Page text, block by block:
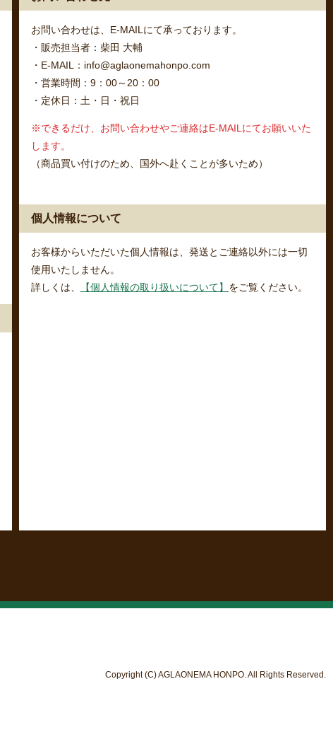
お問い合わせは、E-MAILにて承っております。
・販売担当者：柴田 大輔
・E-MAIL：info@aglaonemahonpo.com
・営業時間：9：00～20：00
・定休日：土・日・祝日
※できるだけ、お問い合わせやご連絡はE-MAILにてお願いいた
します。
（商品買い付けのため、国外へ赴くことが多いため）
個人情報について
お客様からいただいた個人情報は、発送とご連絡以外には一切
使用いたしません。
詳しくは、
【個人情報の取り扱いについて】 をご覧ください。
Copyright (C) AGLAONEMA HONPO. All Rights Reserved.